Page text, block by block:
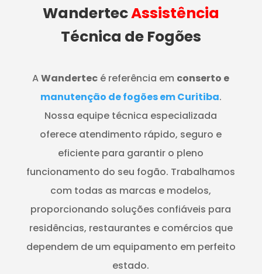
WandertecAssistência
Técnica de Fogões
AWandertec é referência em conserto e
manutenção de fogões em Curitiba.
Nossa equipe técnica especializada
oferece atendimento rápido, seguro e
eficiente para garantir o pleno
funcionamento do seu fogão. Trabalhamos
com todas as marcas e modelos,
proporcionando soluções confiáveis para
residências, restaurantes e comércios que
dependem de um equipamento em perfeito
estado.